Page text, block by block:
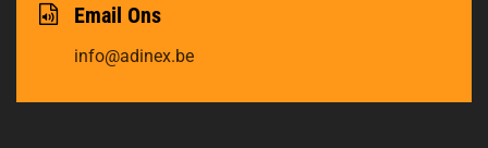
Email Ons
info@adinex.be